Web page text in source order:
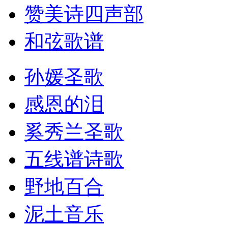
赞美诗四声部
和弦歌谱
孙媛圣歌
感恩的泪
奚秀兰圣歌
五线谱诗歌
野地百合
泥土音乐